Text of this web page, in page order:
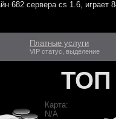
682 сервера cs 1.6, играет
Платные услуги
VIP статус, выделение
Карта:
N/A